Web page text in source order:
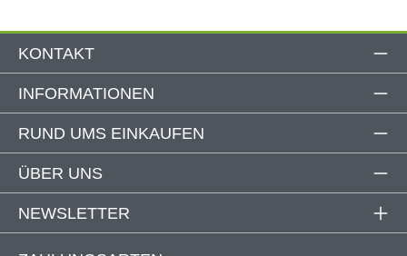
Produktdetails
Erweiterungen
Innovative Technologie
KONTAKT
INFORMATIONEN
RUND UMS EINKAUFEN
ÜBER UNS
NEWSLETTER